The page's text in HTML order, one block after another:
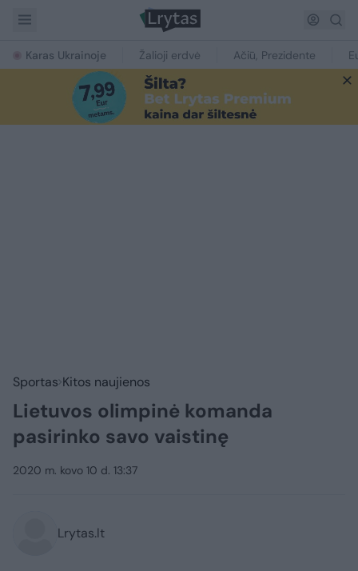
Karas Ukrainoje Žalioji erdvė Ačiū, Prezidente
Sportas Kitos naujienos
Lietuvos olimpinė komanda
pasirinko savo vaistinę
2020 m. kovo 10 d. 13:37
Lrytas.lt